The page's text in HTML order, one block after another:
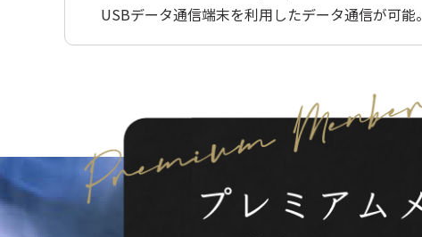
USBデータ通信端末を利用したデータ通信が可能。